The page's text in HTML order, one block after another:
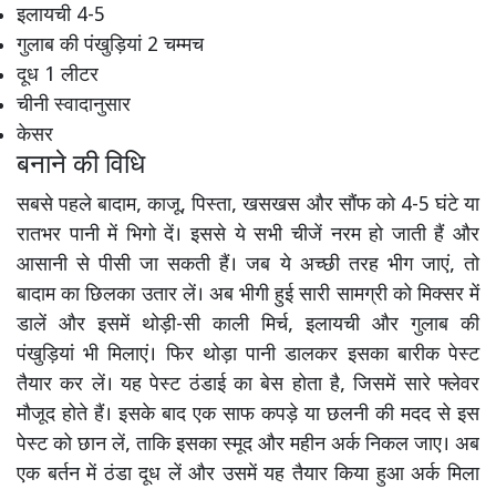
इलायची 4-5
गुलाब की पंखुड़ियां 2 चम्मच
दूध 1 लीटर
चीनी स्वादानुसार
केसर
बनाने की विधि
सबसे पहले बादाम, काजू, पिस्ता, खसखस और सौंफ को 4-5 घंटे या
रातभर पानी में भिगो दें। इससे ये सभी चीजें नरम हो जाती हैं और
आसानी से पीसी जा सकती हैं। जब ये अच्छी तरह भीग जाएं, तो
बादाम का छिलका उतार लें। अब भीगी हुई सारी सामग्री को मिक्सर में
डालें और इसमें थोड़ी-सी काली मिर्च, इलायची और गुलाब की
पंखुड़ियां भी मिलाएं। फिर थोड़ा पानी डालकर इसका बारीक पेस्ट
तैयार कर लें। यह पेस्ट ठंडाई का बेस होता है, जिसमें सारे फ्लेवर
मौजूद होते हैं। इसके बाद एक साफ कपड़े या छलनी की मदद से इस
पेस्ट को छान लें, ताकि इसका स्मूद और महीन अर्क निकल जाए। अब
एक बर्तन में ठंडा दूध लें और उसमें यह तैयार किया हुआ अर्क मिला